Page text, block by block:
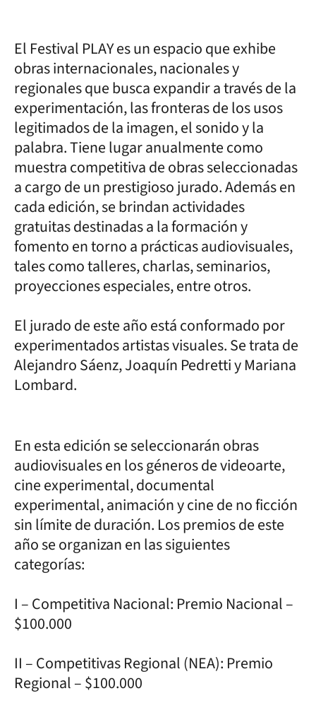
El Festival PLAY es un espacio que exhibe
obras internacionales, nacionales y
regionales que busca expandir a través de la
experimentación, las fronteras de los usos
legitimados de la imagen, el sonido y la
palabra. Tiene lugar anualmente como
muestra competitiva de obras seleccionadas
a cargo de un prestigioso jurado. Además en
cada edición, se brindan actividades
gratuitas destinadas a la formación y
fomento en torno a prácticas audiovisuales,
tales como talleres, charlas, seminarios,
proyecciones especiales, entre otros.
El jurado de este año está conformado por
experimentados artistas visuales. Se trata de
Alejandro Sáenz, Joaquín Pedretti y Mariana
Lombard.
En esta edición se seleccionarán obras
audiovisuales en los géneros de videoarte,
cine experimental, documental
experimental, animación y cine de no ficción
sin límite de duración. Los premios de este
año se organizan en las siguientes
categorías:
I – Competitiva Nacional: Premio Nacional –
$100.000
II – Competitivas Regional (NEA): Premio
Regional – $100.000